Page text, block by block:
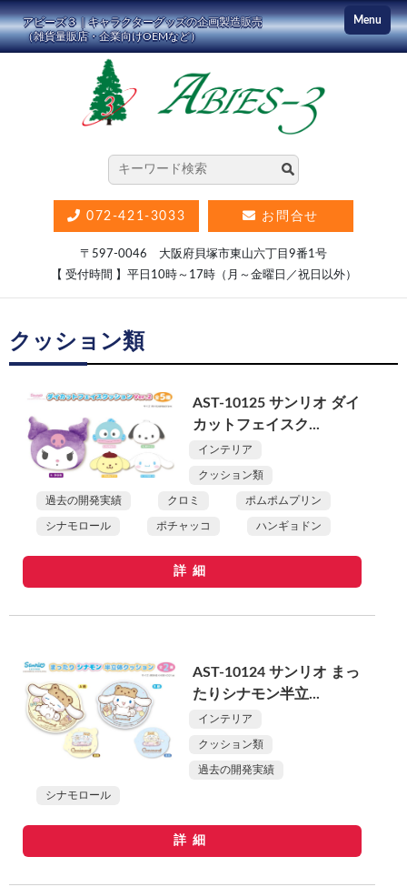
コ
ン
アビーズ３｜キャラクターグッズの企画製造販売
（雑貨量販店・企業向けOEMなど）
072-421-3033 お問合せ
〒597-0046 大阪府貝塚市東山六丁目9番1号
【 受付時間 】平日10時～17時（月～金曜日／祝日以外）
Menu
クッション類
AST-10125 サンリオ ダイ
カットフェイスク...
インテリア
クッション類
過去の開発実績 クロミ ポムポムプリン
シナモロール ポチャッコ ハンギョドン
詳細
AST-10124 サンリオ まっ
たりシナモン半立...
インテリア
クッション類
過去の開発実績
シナモロール
詳細